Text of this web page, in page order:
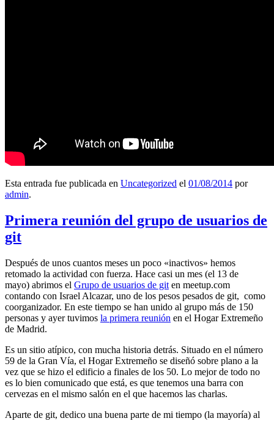
Esta entrada fue publicada en Uncategorized el 01/08/2014 por
admin.
Primera reunión del grupo de usuarios de
git
Después de unos cuantos meses un poco «inactivos» hemos
retomado la actividad con fuerza. Hace casi un mes (el 13 de
mayo) abrimos el Grupo de usuarios de git en meetup.com
contando con Israel Alcazar, uno de los pesos pesados de git, como
coorganizador. En este tiempo se han unido al grupo más de 150
personas y ayer tuvimos la primera reunión en el Hogar Extremeño
de Madrid.
Es un sitio atípico, con mucha historia detrás. Situado en el número
59 de la Gran Vía, el Hogar Extremeño se diseñó sobre plano a la
vez que se hizo el edificio a finales de los 50. Lo mejor de todo no
es lo bien comunicado que está, es que tenemos una barra con
cervezas en el mismo salón en el que hacemos las charlas.
Aparte de git, dedico una buena parte de mi tiempo (la mayoría) al